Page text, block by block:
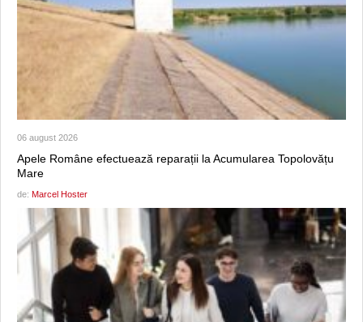
06 august 2026
Apele Române efectuează reparații la Acumularea Topolovățu
Mare
de: Marcel Hoster